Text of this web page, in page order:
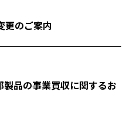
更のご案内
品の事業買収に関するお